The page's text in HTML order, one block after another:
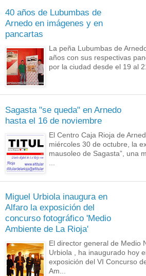
40 años de Lubumbas de
Arnedo en imágenes y en
pancartas
La peña Lubumbas de
años con sus respectivas
por la ciudad desde el 19 al
Sagasta "se queda" en Arnedo
hasta el 16 de noviembre
El Centro Caja Rioja de
miércoles 30 de octubre, la
mausoleo de Sagasta”, una
Miguel Urbiola inaugura en
Alfaro la exposición del
concurso fotográfico 'Medio
Ambiente de La Rioja'
El director general de Medio
Urbiola , ha inaugurado hoy
exposición del VI Concurso
Am...